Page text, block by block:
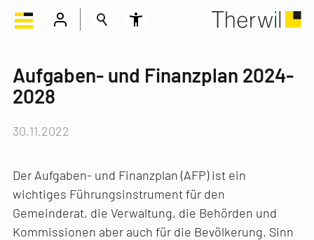
Aufgaben- und Finanzplan 2024-
2028
30.11.2022
Der Aufgaben- und Finanzplan (AFP) ist ein
wichtiges Führungsinstrument für den
Gemeinderat, die Verwaltung, die Behörden und
Kommissionen aber auch für die Bevölkerung. Sinn